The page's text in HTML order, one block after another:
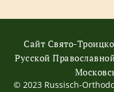
Сайт Свято-
Русской
© 2023 Russisch-